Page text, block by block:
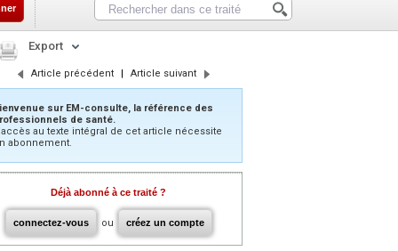
Export
Article précédent | Article suivant
sur EM-consulte, la référence des
de santé.
au texte intégral de cet article nécessite
abonnement.
Déjà abonné à ce traité ?
connectez-vous ou créez un compte